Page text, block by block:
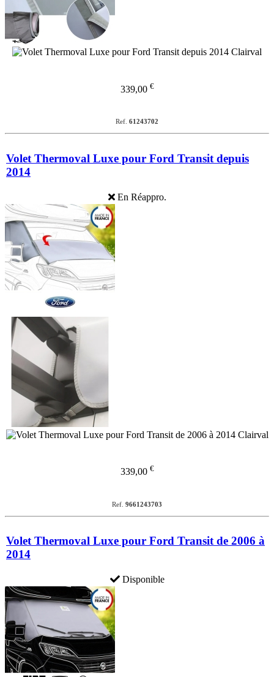
339,00 €
Ref. 61243702
Volet Thermoval Luxe pour Ford Transit depuis
2014
En Réappro.
339,00 €
Ref. 9661243703
Volet Thermoval Luxe pour Ford Transit de 2006 à
2014
Disponible